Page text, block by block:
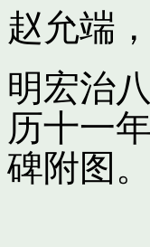
赵允端
明宏治
历十一
碑附图